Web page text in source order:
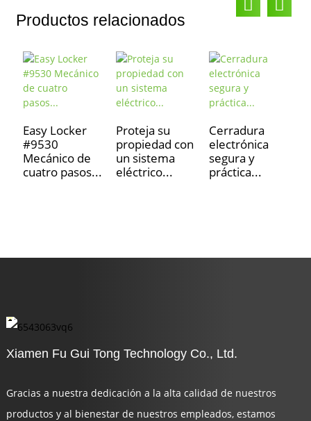
Productos relacionados
Easy Locker
#9530
Mecánico de
cuatro pasos...
Proteja su
propiedad con
un sistema
eléctrico...
Cerradura
electrónica
segura y
práctica...
Xiamen Fu Gui Tong Technology Co., Ltd.
Gracias a nuestra dedicación a la alta calidad de nuestros
productos y al bienestar de nuestros empleados, estamos